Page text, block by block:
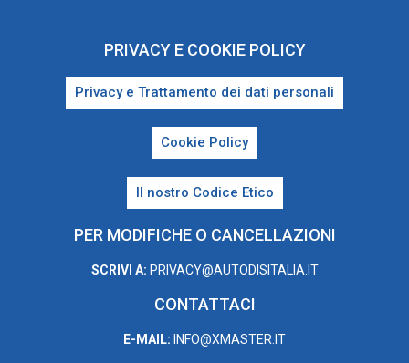
PRIVACY E COOKIE POLICY
Privacy e Trattamento dei dati personali
Cookie Policy
Il nostro Codice Etico
PER MODIFICHE O CANCELLAZIONI
SCRIVI A: PRIVACY@AUTODISITALIA.IT
CONTATTACI
E-MAIL: INFO@XMASTER.IT